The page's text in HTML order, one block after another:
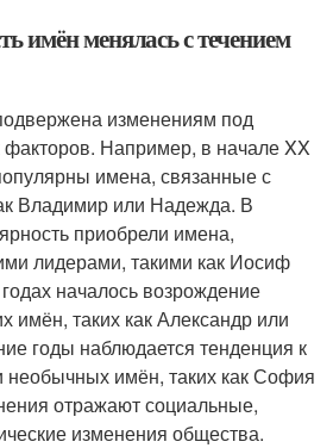
имён менялась с течением
изменениям под
Например, в начале XX
имена, связанные с
Владимир или Надежда. В
приобрели имена,
лидерами, такими как Иосиф
началось возрождение
имён, таких как Александр или
годы наблюдается тенденция к
необычных имён, таких как София
отражают социальные,
изменения общества.